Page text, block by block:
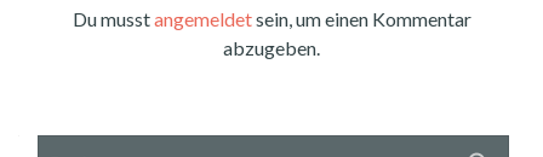
Du musstangemeldetsein, um einen Kommentar
abzugeben.